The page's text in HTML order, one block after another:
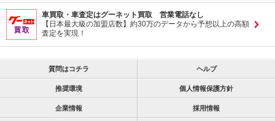
車買取・車査定はグーネット買取 営業電話なし
【日本最大級の加盟店数】約30万のデータから予想以上の高額
査定を実現！
質問はコチラ ヘルプ
推奨環境 個人情報保護方針
企業情報 採用情報